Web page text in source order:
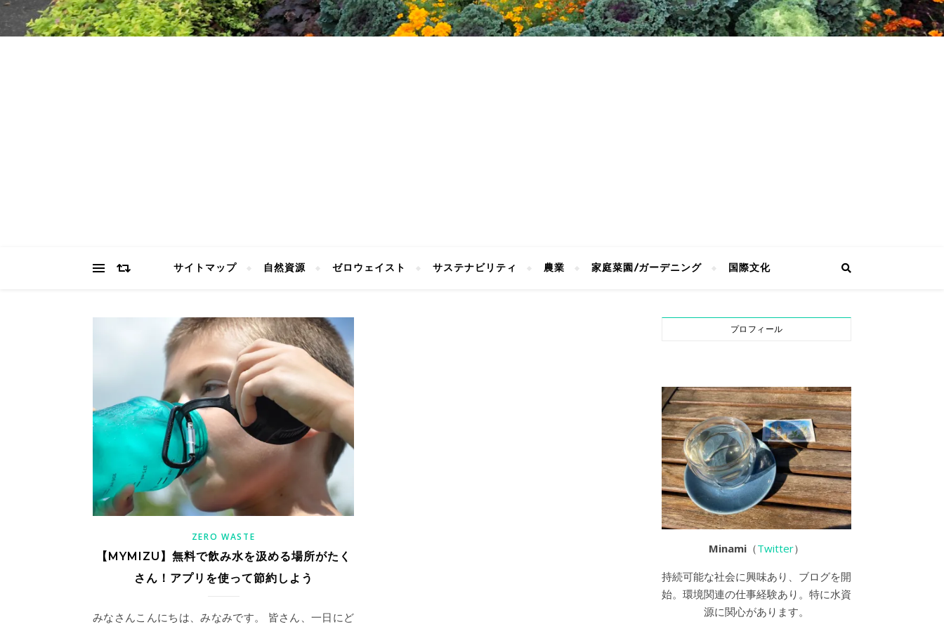
サイトマップ 自然資源 ゼロウェイスト サステナビリティ 農業 家庭菜園/ガーデニング 国際文化
ZERO WASTE
【MYMIZU】無料で飲み水を汲める場所がたく
さん！アプリを使って節約しよう
みなさんこんにちは、みなみです。 皆さん、一日にど
プロフィール
Minami （Twitter）
持続可能な社会に興味あり、ブログを開
始。環境関連の仕事経験あり。特に水資
源に関心があります。